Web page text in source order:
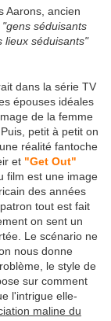
Aarons, ancien
"gens séduisants
lieux séduisants"
dans la série TV
épouses idéales
de la femme
petit à petit on
réalité fantoche
et "Get Out"
film est une image
des années
tout est fait
on sent un
Le scénario ne
nous donne
le style de
sur comment
l'intrigue elle-
maline du